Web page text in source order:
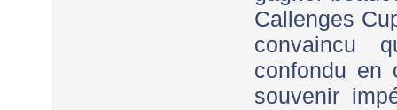
Callenges
convaincu
confondu en
souvenir